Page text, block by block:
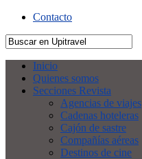
Contacto
Inicio
Quienes somos
Secciones Revista
Agencias de viajes
Cadenas hoteleras
Cajón de sastre
Compañías aéreas
Destinos de cine